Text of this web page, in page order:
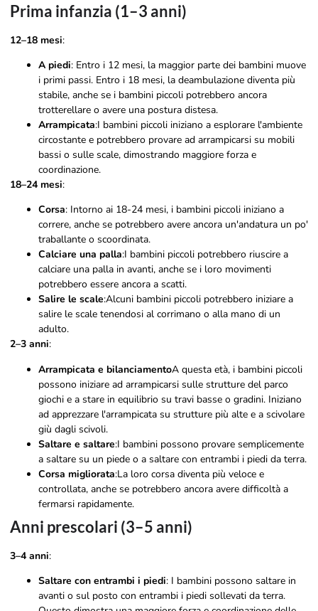
Prima infanzia (1–3 anni)
12–18 mesi:
A piedi: Entro i 12 mesi, la maggior parte dei bambini muove
i primi passi. Entro i 18 mesi, la deambulazione diventa più
stabile, anche se i bambini piccoli potrebbero ancora
trotterellare o avere una postura distesa.
Arrampicata:I bambini piccoli iniziano a esplorare l'ambiente
circostante e potrebbero provare ad arrampicarsi su mobili
bassi o sulle scale, dimostrando maggiore forza e
coordinazione.
18–24 mesi:
Corsa: Intorno ai 18-24 mesi, i bambini piccoli iniziano a
correre, anche se potrebbero avere ancora un'andatura un po'
traballante o scoordinata.
Calciare una palla:I bambini piccoli potrebbero riuscire a
calciare una palla in avanti, anche se i loro movimenti
potrebbero essere ancora a scatti.
Salire le scale:Alcuni bambini piccoli potrebbero iniziare a
salire le scale tenendosi al corrimano o alla mano di un
adulto.
2–3 anni:
Arrampicata e bilanciamentoA questa età, i bambini piccoli
possono iniziare ad arrampicarsi sulle strutture del parco
giochi e a stare in equilibrio su travi basse o gradini. Iniziano
ad apprezzare l'arrampicata su strutture più alte e a scivolare
giù dagli scivoli.
Saltare e saltare:I bambini possono provare semplicemente
a saltare su un piede o a saltare con entrambi i piedi da terra.
Corsa migliorata:La loro corsa diventa più veloce e
controllata, anche se potrebbero ancora avere difficoltà a
fermarsi rapidamente.
Anni prescolari (3–5 anni)
3–4 anni:
Saltare con entrambi i piedi: I bambini possono saltare in
avanti o sul posto con entrambi i piedi sollevati da terra.